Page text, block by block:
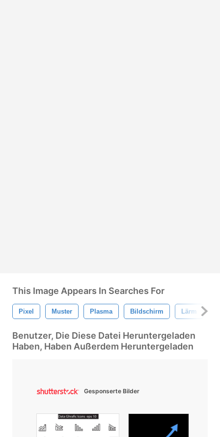
This Image Appears In Searches For
Pixel Muster Plasma Bildschirm Lärm
Benutzer, Die Diese Datei Heruntergeladen
Haben, Haben Außerdem Heruntergeladen
Gesponserte Bilder